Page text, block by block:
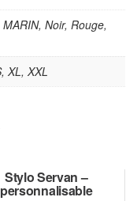
Noir, Rouge,
XL, XXL
Stylo Servan –
personnalisable